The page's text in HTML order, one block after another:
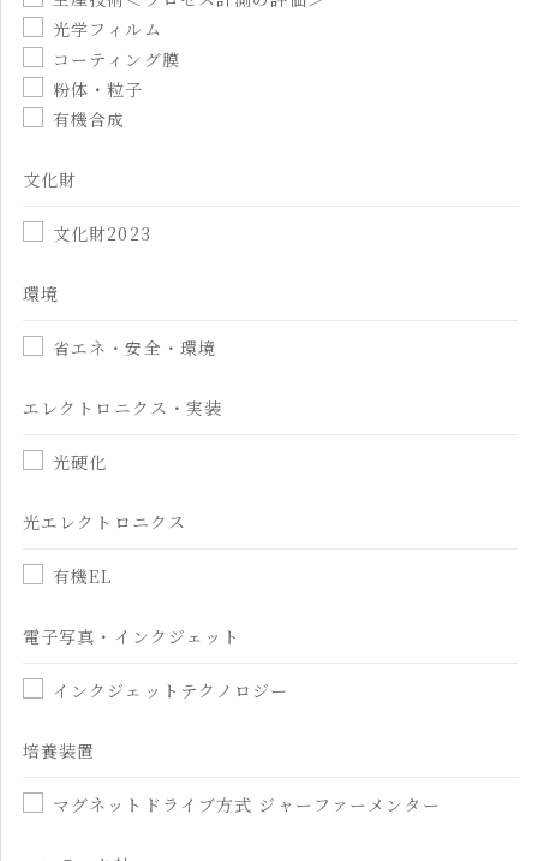
光学フィルム
コーティング膜
粉体・粒子
有機合成
文化財
文化財2023
環境
省エネ・安全・環境
エレクトロニクス・実装
光硬化
光エレクトロニクス
有機EL
電子写真・インクジェット
インクジェットテクノロジー
培養装置
マグネットドライブ方式 ジャーファーメンター